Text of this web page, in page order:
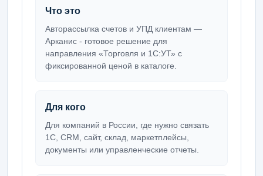
Что это
Авторассылка счетов и УПД клиентам —
Арканис - готовое решение для
направления «Торговля и 1С:УТ» с
фиксированной ценой в каталоге.
Для кого
Для компаний в России, где нужно связать
1С, CRM, сайт, склад, маркетплейсы,
документы или управленческие отчеты.